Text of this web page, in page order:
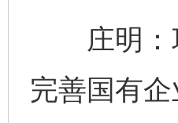
庄明：巩
完善国有